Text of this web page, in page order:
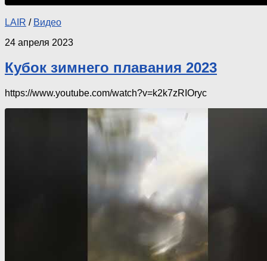
LAIR / Видео
24 апреля 2023
Кубок зимнего плавания 2023
https://www.youtube.com/watch?v=k2k7zRIOryc